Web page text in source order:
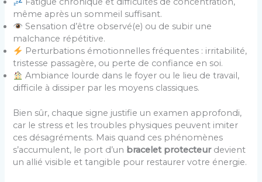
même après un sommeil suffisant.
Sensation d’être observé(e) ou de subir une
malchance répétitive.
Perturbations émotionnelles fréquentes : irritabilité,
tristesse passagère, ou perte de confiance en soi.
Ambiance lourde dans le foyer ou le lieu de travail,
difficile à dissiper par les moyens classiques.
Bien sûr, chaque signe justifie un examen approfondi,
car le stress et les troubles physiques peuvent imiter
ces désagréments. Mais quand ces phénomènes
s’accumulent, le port d’un bracelet protecteurdevient
un allié visible et tangible pour restaurer votre énergie.